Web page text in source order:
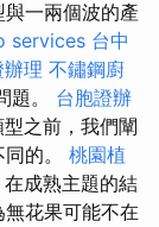
一兩個波的產
services 台中
辦理 不鏽鋼廚
題。 台胞證辦
之前，我們闡
的。 桃園植
成熟主題的結
花果可能不在